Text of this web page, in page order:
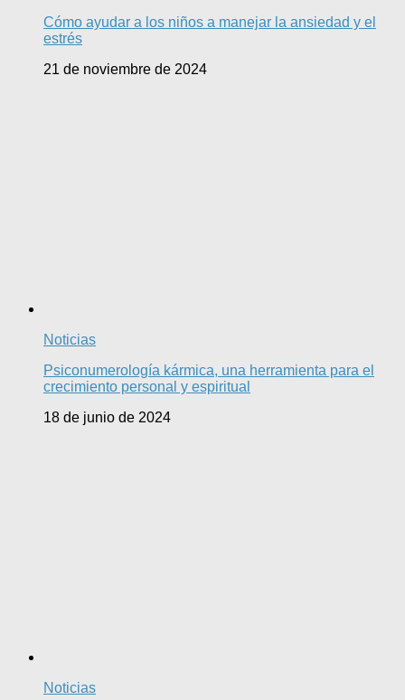
Cómo ayudar a los niños a manejar la ansiedad y el
estrés
21 de noviembre de 2024
Noticias
Psiconumerología kármica, una herramienta para el
crecimiento personal y espiritual
18 de junio de 2024
Noticias